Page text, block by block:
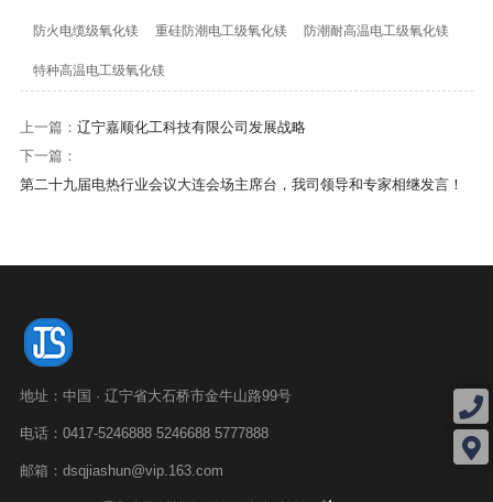
防火电缆级氧化镁 重硅防潮电工级氧化镁 防潮耐高温电工级氧化镁
特种高温电工级氧化镁
上一篇： 辽宁嘉顺化工科技有限公司发展战略
下一篇：
第二十九届电热行业会议大连会场主席台，我司领导和专家相继发言！
地址：中国 · 辽宁省大石桥市金牛山路99号
电话：0417-5246888 5246688 5777888
邮箱：dsqjiashun@vip.163.com